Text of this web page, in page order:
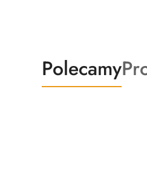
Produkty
o
Polecamy
o